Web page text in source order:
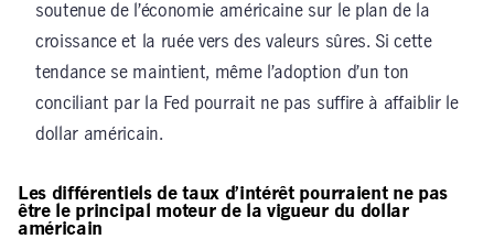
soutenue de l’économie américaine sur le plan de la
croissance et la ruée vers des valeurs sûres. Si cette
tendance se maintient, même l’adoption d’un ton
conciliant par la Fed pourrait ne pas suffire à affaiblir le
dollar américain.
Les différentiels de taux d’intérêt pourraient ne pas
être le principal moteur de la vigueur du dollar
américain